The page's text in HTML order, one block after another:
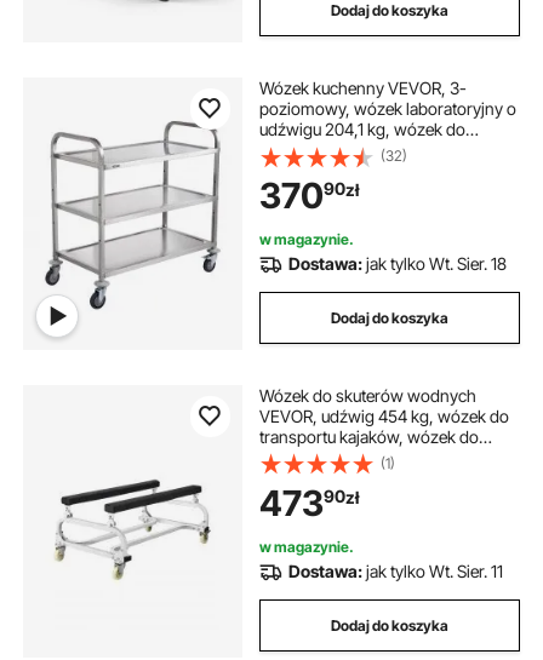
Dodaj do koszyka
Wózek kuchenny VEVOR, 3-
poziomowy, wózek laboratoryjny o
udźwigu 204,1 kg, wózek do
serwowania ze stali nierdzewnej,
wózek do sprzątania, wózek
transportowy, wózek magazynowy
na kółkach z 6 hakami, do użytku
wewnątrz i na zewnątrz, srebrny
(32)
37090zł
w magazynie.
Dostawa:jak tylko Wt. Sier. 18
Dodaj do koszyka
Wózek do skuterów wodnych
VEVOR, udźwig 454 kg, wózek do
transportu kajaków, wózek do
canoe, przyczepa do łodzi,
regulowane łóżka piętrowe z 4
kółkami i 2 hamulcami, wytrzymały
wózek do wodowania kajaków,
skuterów wodnych, łodzi
motorowych
(1)
47390zł
w magazynie.
Dostawa:jak tylko Wt. Sier. 11
Dodaj do koszyka